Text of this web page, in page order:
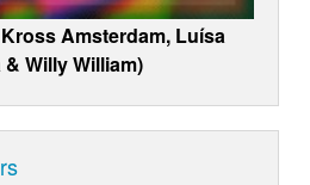
Amsterdam, Luísa
Willy William)